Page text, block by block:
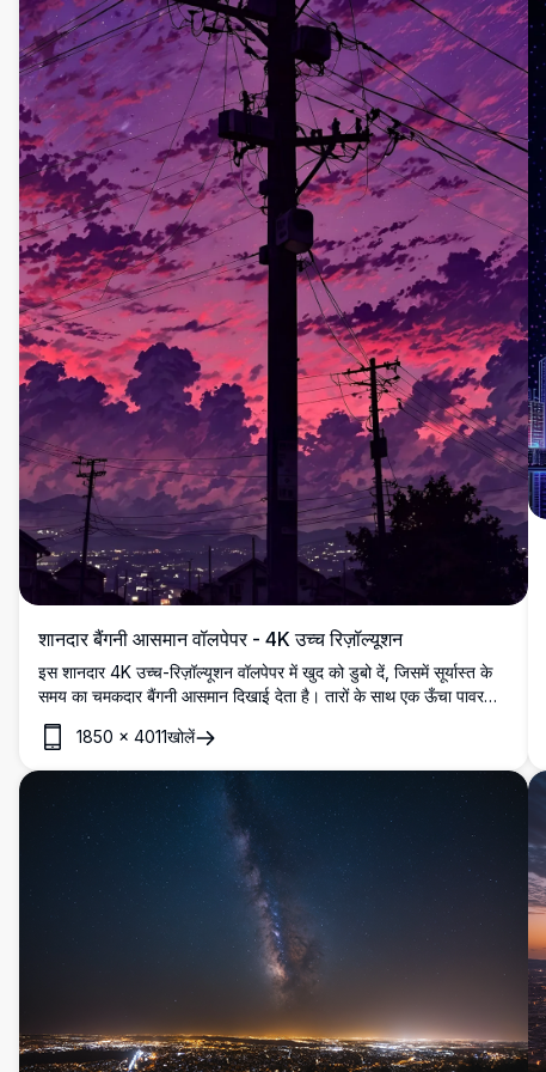
शानदार बैंगनी आसमान वॉलपेपर - 4K उच्च रिज़ॉल्यूशन
इस शानदार 4K उच्च-रिज़ॉल्यूशन वॉलपेपर में खुद को डुबो दें, जिसमें सूर्यास्त के
समय का चमकदार बैंगनी आसमान दिखाई देता है। तारों के साथ एक ऊँचा पावर
पोल जीवंत बादलों के खिलाफ सिल्हूट बनाता है, जो एक मंत्रमुग्ध शहरी परिदृश्य
बनाता है। अपने डेस्कटॉप या मोबाइल स्क्रीन को इसके जीवंत रंगों और विस्तृत
स्पष्टता के साथ बढ़ाने के लिए एकदम सही है। प्रकृति प्रेमियों और एक अनोखे,
उच्च-गुणवत्ता के बैकग्राउंड की तलाश करने वालों के लिए आदर्श है।
1850 × 4011खोलें